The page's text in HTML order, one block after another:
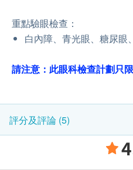
重點驗眼檢查：
白內障、青光眼、糖尿眼
請注意：此眼科檢查計劃只
評分及評論 (5)